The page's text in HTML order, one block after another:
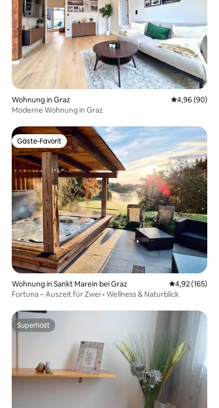
Wohnung in Graz
4,96 (90)
Moderne Wohnung in Graz
Gäste-Favorit
Gäste-Favorit
Wohnung in Sankt Marein bei Graz
4,92 (165)
Fortuna – Auszeit für Zwei • Wellness & Naturblick
Superhost
Superhost